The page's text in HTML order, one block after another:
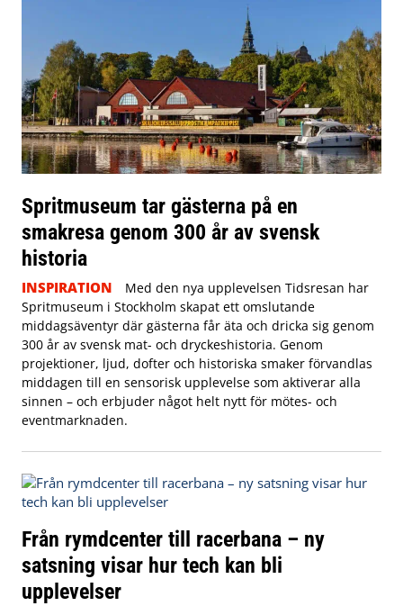
Spritmuseum tar gästerna på en
smakresa genom 300 år av svensk
historia
INSPIRATION
Med den nya upplevelsen Tidsresan har
Spritmuseum i Stockholm skapat ett omslutande
middagsäventyr där gästerna får äta och dricka sig genom
300 år av svensk mat- och dryckeshistoria. Genom
projektioner, ljud, dofter och historiska smaker förvandlas
middagen till en sensorisk upplevelse som aktiverar alla
sinnen – och erbjuder något helt nytt för mötes- och
eventmarknaden.
Från rymdcenter till racerbana – ny
satsning visar hur tech kan bli
upplevelser